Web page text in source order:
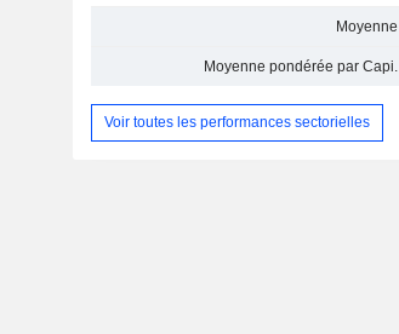
Moyenne
Moyenne pondérée par Capi.
Voir toutes les performances sectorielles